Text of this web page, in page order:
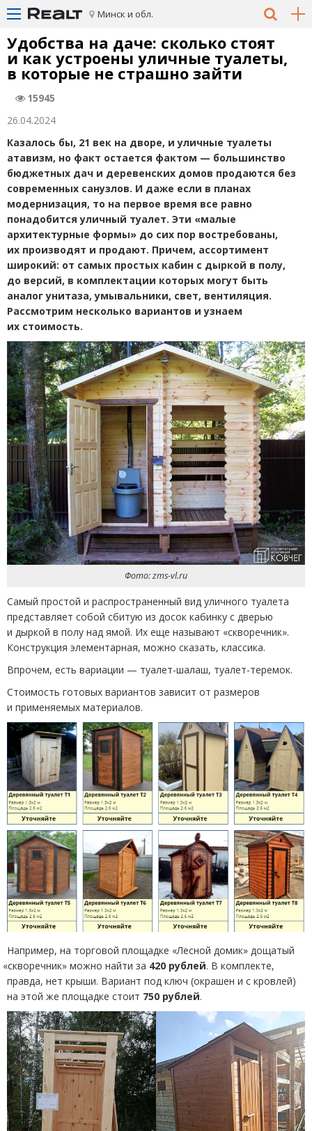
Минск и обл.
Удобства на даче: сколько стоят
и как устроены уличные туалеты,
в которые не страшно зайти
15945
26.04.2024
Казалось бы, 21 век на дворе, и уличные туалеты
атавизм, но факт остается фактом — большинство
бюджетных дач и деревенских домов продаются без
современных санузлов. И даже если в планах
модернизация, то на первое время все равно
понадобится уличный туалет. Эти «малые
архитектурные формы» до сих пор востребованы,
их производят и продают. Причем, ассортимент
широкий: от самых простых кабин с дыркой в полу,
до версий, в комплектации которых могут быть
аналог унитаза, умывальники, свет, вентиляция.
Рассмотрим несколько вариантов и узнаем
их стоимость.
Фото: zms-vl.ru
Самый простой и распространенный вид уличного туалета
представляет собой сбитую из досок кабинку с дверью
и дыркой в полу над ямой. Их еще называют «скворечник».
Конструкция элементарная, можно сказать, классика.
Впрочем, есть вариации — туалет-шалаш, туалет-теремок.
Стоимость готовых вариантов зависит от размеров
и применяемых материалов.
Например, на торговой площадке «Лесной домик» дощатый
«скворечник» можно найти за 420 рублей. В комплекте,
правда, нет крыши. Вариант под ключ (окрашен и с кровлей)
на этой же площадке стоит 750 рублей.